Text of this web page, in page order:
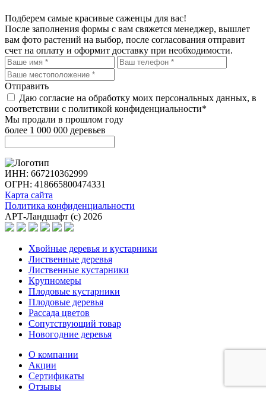
Подберем самые красивые саженцы для вас!
После заполнения формы с вам свяжется менеджер, вышлет
вам фото растений на выбор, после согласования отправит
счет на оплату и оформит доставку при необходимости.
Отправить
Даю согласие на обработку моих персональных данных, в
соответствии с политикой конфиденциальности*
Мы продали в прошлом году
более 1 000 000 деревьев
ИНН: 667210362999
ОГРН: 418665800474331
Карта сайта
Политика конфиденциальности
АРТ-Ландшафт (с) 2026
Хвойные деревья и кустарники
Лиственные деревья
Лиственные кустарники
Крупномеры
Плодовые кустарники
Плодовые деревья
Рассада цветов
Сопутствующий товар
Новогодние деревья
О компании
Акции
Сертификаты
Отзывы